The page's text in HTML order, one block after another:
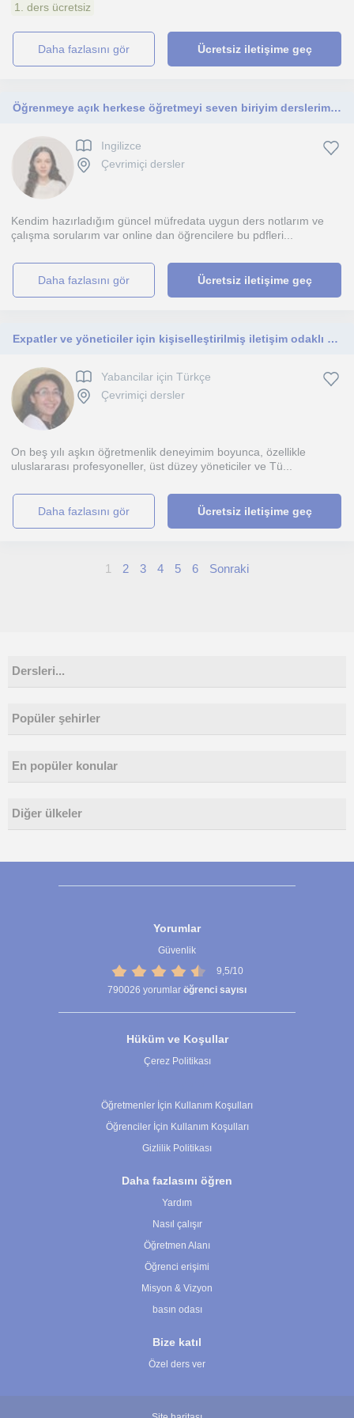
1. ders ücretsiz
daha fazlasını gör Ücretsiz iletişime geç
Öğrenmeye açık herkese öğretmeyi seven biriyim derslerimi c1 seviyesine kadar herkese verebilirim
Ingilizce
Çevrimiçi dersler
Kendim hazırladığım güncel müfredata uygun ders notlarım ve
çalışma sorularım var online dan öğrencilere bu pdfleri...
daha fazlasını gör Ücretsiz iletişime geç
Expatler ve yöneticiler için kişiselleştirilmiş iletişim odaklı Türkçe eğitimi
Yabancilar için Türkçe
Çevrimiçi dersler
On beş yılı aşkın öğretmenlik deneyimim boyunca, özellikle
uluslararası profesyoneller, üst düzey yöneticiler ve Tü...
daha fazlasını gör Ücretsiz iletişime geç
1 2 3 4 5 6 Sonraki
Dersleri...
Popüler şehirler
En popüler konular
Diğer ülkeler
Yorumlar
Güvenlik
9,5/10
790026 yorumlar öğrenci sayısı
Hüküm ve Koşullar
Çerez Politikası
Öğretmenler İçin Kullanım Koşulları
Öğrenciler İçin Kullanım Koşulları
Gizlilik Politikası
Daha fazlasını öğren
Yardım
Nasıl çalışır
Öğretmen Alanı
Öğrenci erişimi
Misyon & Vizyon
basın odası
Bize katıl
Özel ders ver